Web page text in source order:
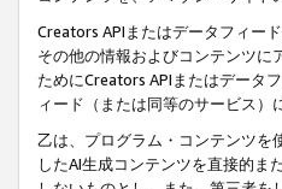
Creators APIまたはデータフィー
その他の情報およびコンテンツに
ためにCreators APIまたはデータ
ィード（または同等のサービス
乙は、プログラム・コンテンツを
したAI生成コンテンツを直接的ま